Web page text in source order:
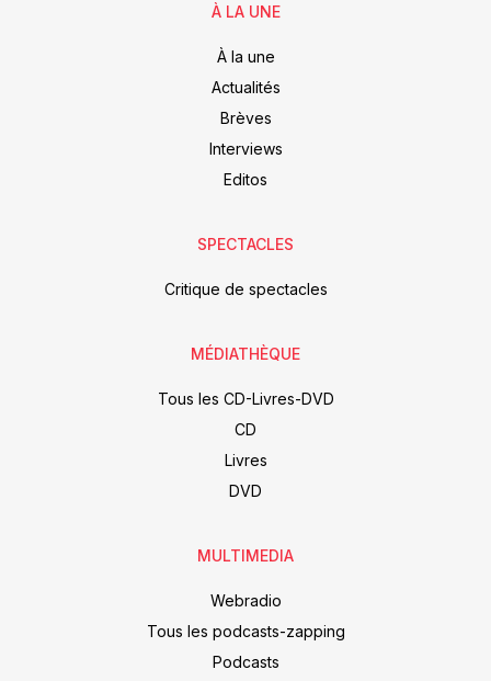
À LA UNE
À la une
Actualités
Brèves
Interviews
Editos
SPECTACLES
Critique de spectacles
MÉDIATHÈQUE
Tous les CD-Livres-DVD
CD
Livres
DVD
MULTIMEDIA
Webradio
Tous les podcasts-zapping
Podcasts